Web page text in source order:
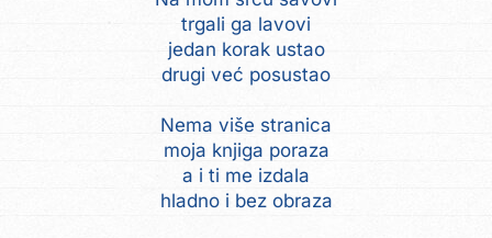
trgali ga lavovi
jedan korak ustao
drugi već posustao
Nema više stranica
moja knjiga poraza
a i ti me izdala
hladno i bez obraza